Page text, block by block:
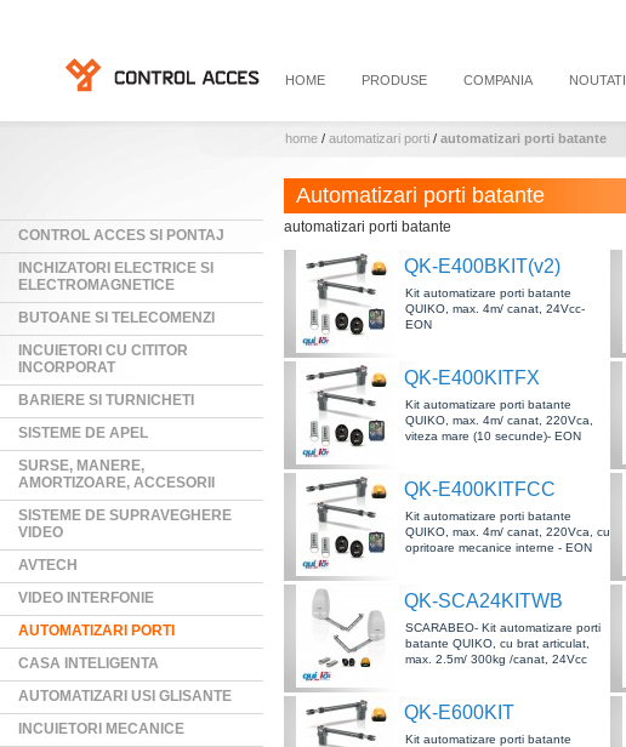
HOME PRODUSE COMPANIA NOUTATI
home / automatizari porti / automatizari porti batante
CONTROL ACCES SI PONTAJ
INCHIZATORI ELECTRICE SI
ELECTROMAGNETICE
BUTOANE SI TELECOMENZI
INCUIETORI CU CITITOR
INCORPORAT
BARIERE SI TURNICHETI
SISTEME DE APEL
SURSE, MANERE,
AMORTIZOARE, ACCESORII
SISTEME DE SUPRAVEGHERE
VIDEO
AVTECH
VIDEO INTERFONIE
AUTOMATIZARI PORTI
CASA INTELIGENTA
AUTOMATIZARI USI GLISANTE
INCUIETORI MECANICE
Automatizari porti batante
automatizari porti batante
QK-E400BKIT(v2)
Kit automatizare porti batante
QUIKO, max. 4m/ canat, 24Vcc-
EON
QK-E400KITFX
Kit automatizare porti batante
QUIKO, max. 4m/ canat, 220Vca,
viteza mare (10 secunde)- EON
QK-E400KITFCC
Kit automatizare porti batante
QUIKO, max. 4m/ canat, 220Vca, cu
opritoare mecanice interne - EON
QK-SCA24KITWB
SCARABEO- Kit automatizare porti
batante QUIKO, cu brat articulat,
max. 2.5m/ 300kg /canat, 24Vcc
QK-E600KIT
Kit automatizare porti batante